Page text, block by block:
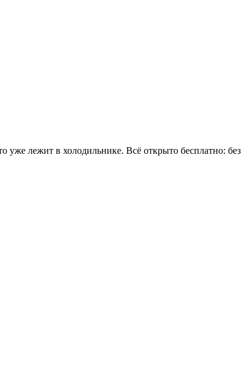
лежит в холодильнике. Всё открыто бесплатно: без